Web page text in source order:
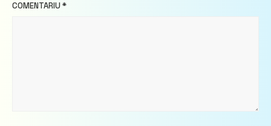
COMENTARIU *